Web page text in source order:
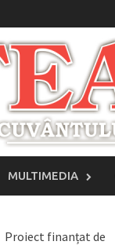
MULTIMEDIA
Proiect finanțat de